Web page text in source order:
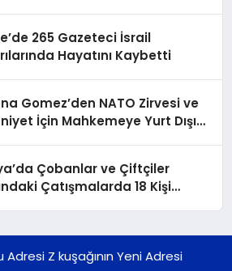
265 Gazeteci İsrail
Hayatını Kaybetti
Gomez’den NATO Zirvesi ve
İçin Mahkemeye Yurt Dışı
Çobanlar ve Çiftçiler
Çatışmalarda 18 Kişi
Z kuşağının Yeni Adresi